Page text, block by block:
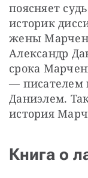
поясняет
историк
жены
Александр
срока
— писателем
Даниэлем.
история
Книга о